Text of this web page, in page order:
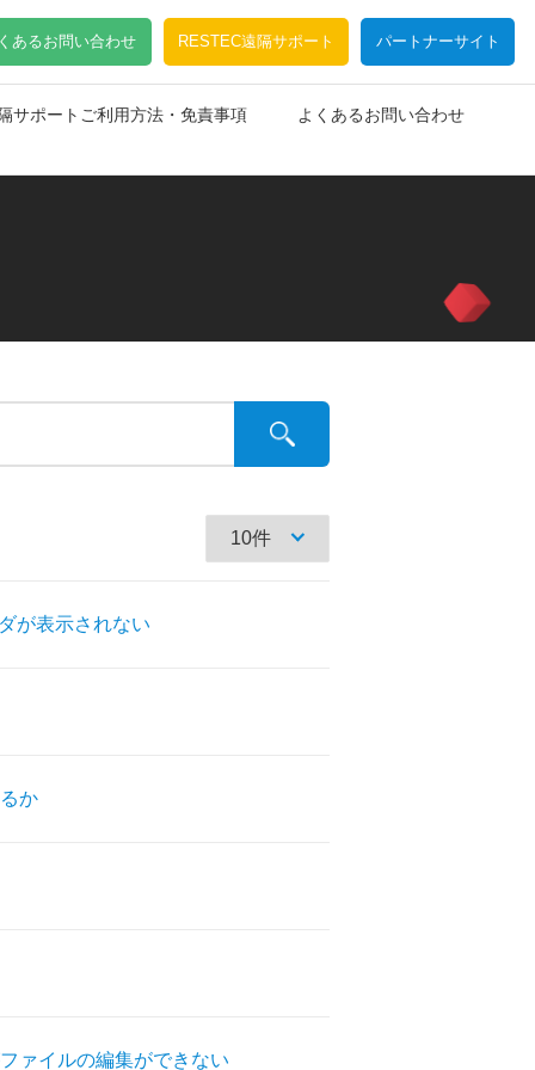
あるお問い合わせ RESTEC遠隔サポート パートナーサイト
サポートご利用方法・免責事項
よくあるお問い合わせ
が表示されない
か
ァイルの編集ができない